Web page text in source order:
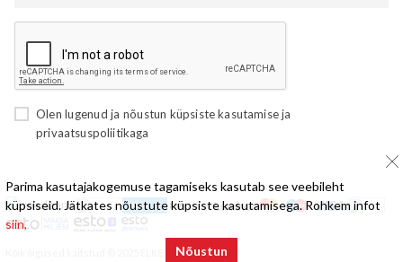
Olen lugenud ja nõustun küpsiste kasutamiseja
privaatsuspoliitikaga
Kõik õigused kaitstud © 2025 ELKE Mööbel
Parima kasutajakogemuse tagamiseks kasutab see veebileht
küpsiseid. Jätkates nõustute küpsiste kasutamisega. Rohkem infot
siin,
Nõustun